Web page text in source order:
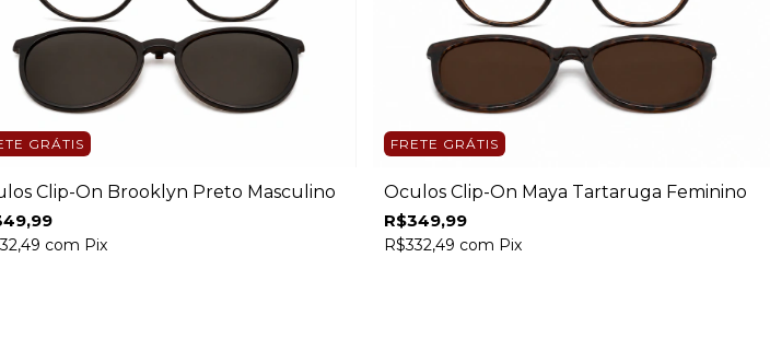
GRÁTIS
Clip-On Brooklyn Preto Masculino
com Pix
FRETE GRÁTIS
Óculos Clip-On Maya Tartaruga Feminino
R$349,99
R$332,49 com Pix